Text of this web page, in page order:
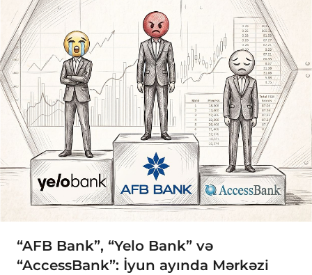
“AFB Bank”, “Yelo Bank” və
“AccessBank”: İyun ayında Mərkəzi